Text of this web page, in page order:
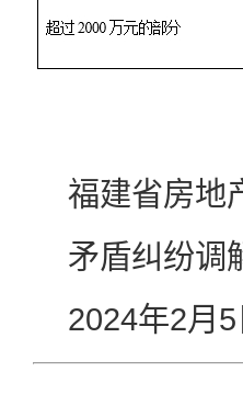
福建省房地
矛盾纠纷调
2024年2月5